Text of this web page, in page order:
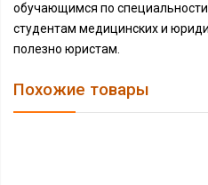
обучающимся по
студентам медицинских и
полезно юристам.
Похожие товары